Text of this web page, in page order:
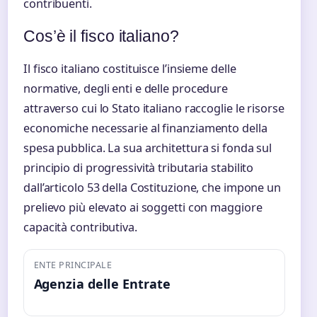
contribuenti.
Cos’è il fisco italiano?
Il fisco italiano costituisce l’insieme delle
normative, degli enti e delle procedure
attraverso cui lo Stato italiano raccoglie le risorse
economiche necessarie al finanziamento della
spesa pubblica. La sua architettura si fonda sul
principio di progressività tributaria stabilito
dall’articolo 53 della Costituzione, che impone un
prelievo più elevato ai soggetti con maggiore
capacità contributiva.
ENTE PRINCIPALE
Agenzia delle Entrate